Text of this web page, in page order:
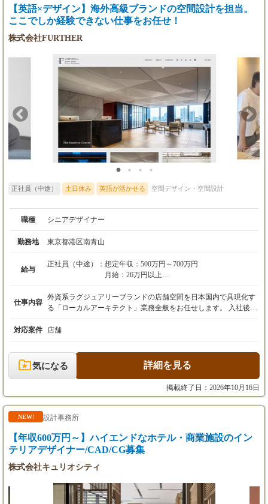
プレベルのプロジェクトに初期段階から携わり、設計・交渉のノ
ウハウを直接吸収できます。 ■ 「デザイン×英語」の専門性確立:
め、国内業界では希少価値の高いグローバルスキルが身につきま
ます。最前線のデザイントレンドに触れながら、グローバルな視
点を養うことが可能です。
【英語×デザイン】海外高級ブランドの空間設計を担当。
ここでしか経験できない仕事をお任せ！
株式会社FURTHER
正社員（中途） 土日休み 英語が活かせる 空間デザイン・空間設計
職種 シニアデザイナー
勤務地 東京都港区南青山
給与
正社員（中途）： 想定年収：500万円～700万円
月給：26万円以上
※経験・スキルを考慮の上、決定いたします。
賞与：年2回（業績による）
各種手当：通勤手当（規定支給）、残業手当
（実績に応じて全額支給）
仕事内容
外資系ラグジュアリーブランドの店舗空間を日本国内で具現化す
る「ローカルアーキテクト」業務全般をお任せします。 入社後は
代表・前田の直下に入り、プロジェクトの進行を共に担っていた
だきます。 ■ 業務フロー 【意図の抽出】 本国（海外）のデザイ
ナーが策定した基本コンセプトやデザイン意図を、英語でのミー
ティングを通じて正確に読み解く。 【ローカライズ】 日本の建
築基準や消防法、実際の施工環境に適合させるための空間デザイ
ン、および詳細図面の作成・修正。 【マテリアル選定】 本国の
世界観を国内で寸分違わず再現するための、内装素材や家具の選
定。 【現場監修】 図面通りのクオリティを担保するための施工
会社との緻密な折衝、および現場でのデザイン確認。 【プロジェ
クト管理】 フランス、スイス、イタリアなど多国籍な担当者との
魅力 トップエンドの意匠に触れる： ガラスケース1つの設計か
ら、数十億円規模の旗艦店プロジェクトまで、扱うのは妥協が許
れます。 希少性の高い市場価値： 「英語を用いたコミュニケー
国内において極めて少数です。 この独自スキルを磨くことで、市
場価値の高いプロフェッショナルへと成長できます。
対応案件 店舗
気になる 詳細を見る
掲載終了日：2026年10月16日
NEW! 設計事務所
【年収600万円～】ハイエンドなホテル・商業施設のイン
テリアデザイナー/CAD/CG募集
株式会社キュリオシティ